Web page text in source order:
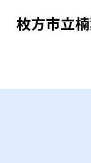
枚方市立